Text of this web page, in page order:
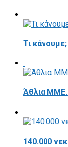
Τι κάνουμε;
Άθλια
140.000